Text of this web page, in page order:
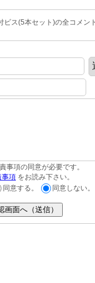
ビス(5本セット)の全コメ
事項の同意が必要です。
事項 をお読み下さい。
同意する。 同意しない。